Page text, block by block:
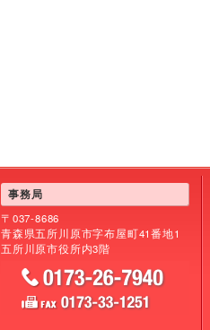
事務局
〒037-8686
青森県五所川原市字布屋町41番地1
五所川原市役所内3階